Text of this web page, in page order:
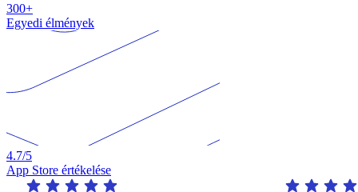
300+
Egyedi élmények
4.7/5
App Store értékelése